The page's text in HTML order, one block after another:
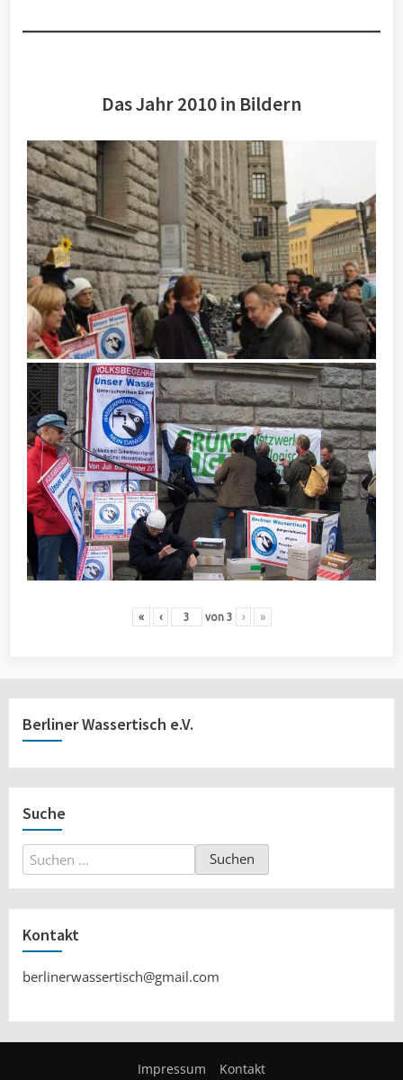
Das Jahr 2010 in Bildern
« ‹ von 3 › »
Berliner Wassertisch e.V.
Suche
Suchen
nach:
Kontakt
berlinerwassertisch@gmail.com
Impressum Kontakt